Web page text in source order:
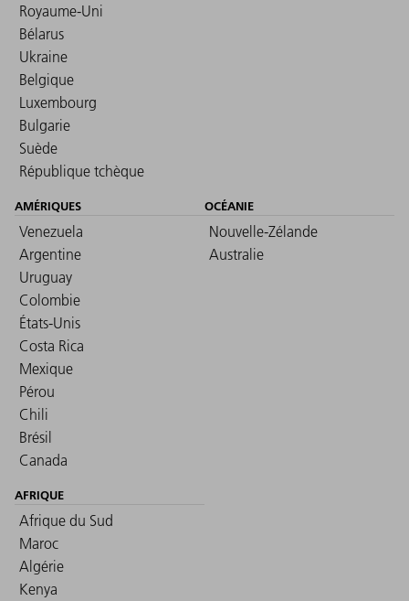
Royaume-Uni
Bélarus
Ukraine
Belgique
Luxembourg
Bulgarie
Suède
République tchèque
AMÉRIQUES
Venezuela
Argentine
Uruguay
Colombie
États-Unis
Costa Rica
Mexique
Pérou
Chili
Brésil
Canada
OCÉANIE
Nouvelle-Zélande
Australie
AFRIQUE
Afrique du Sud
Maroc
Algérie
Kenya